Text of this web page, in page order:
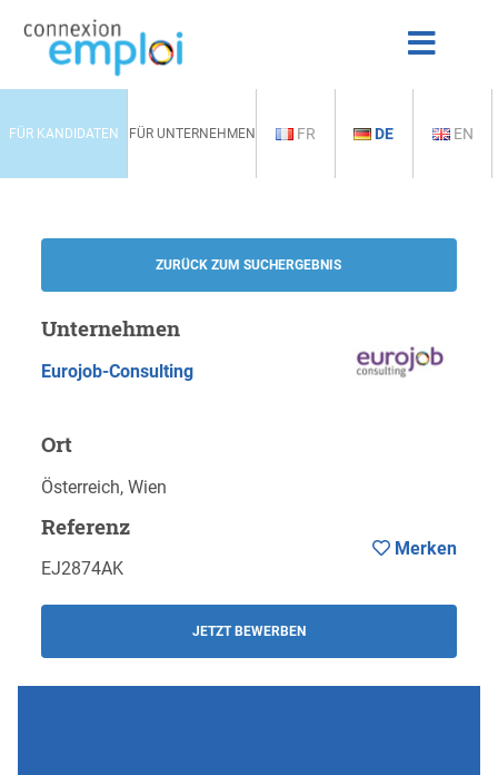
FÜR KANDIDATEN FÜR UNTERNEHMEN FR DE EN
ZURÜCK ZUM SUCHERGEBNIS
Unternehmen
Eurojob-Consulting
Ort
Österreich, Wien
Referenz
EJ2874AK
JETZT BEWERBEN
Merken